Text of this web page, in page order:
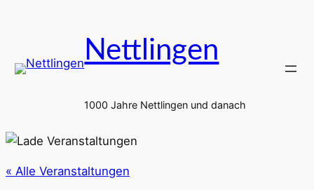
Nettlingen
1000 Jahre Nettlingen und danach
« Alle Veranstaltungen